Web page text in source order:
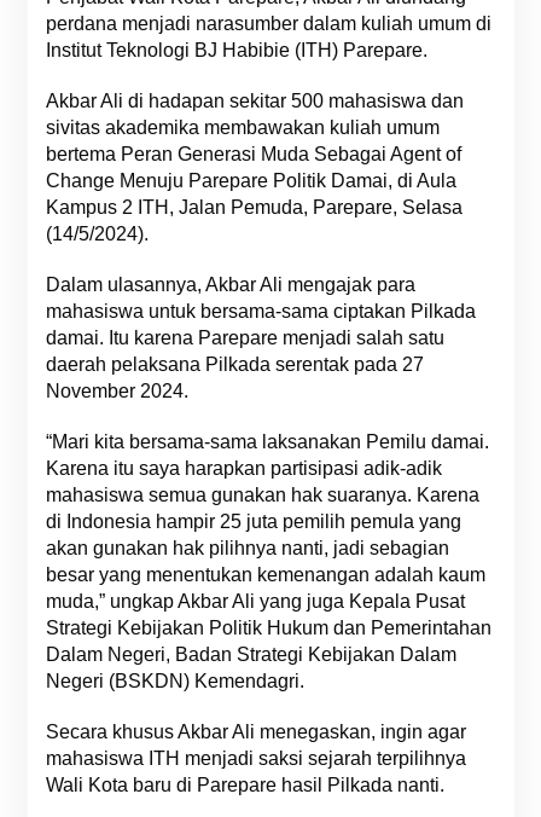
perdana menjadi narasumber dalam kuliah umum di
Institut Teknologi BJ Habibie (ITH) Parepare.
Akbar Ali di hadapan sekitar 500 mahasiswa dan
sivitas akademika membawakan kuliah umum
bertema Peran Generasi Muda Sebagai Agent of
Change Menuju Parepare Politik Damai, di Aula
Kampus 2 ITH, Jalan Pemuda, Parepare, Selasa
(14/5/2024).
Dalam ulasannya, Akbar Ali mengajak para
mahasiswa untuk bersama-sama ciptakan Pilkada
damai. Itu karena Parepare menjadi salah satu
daerah pelaksana Pilkada serentak pada 27
November 2024.
“Mari kita bersama-sama laksanakan Pemilu damai.
Karena itu saya harapkan partisipasi adik-adik
mahasiswa semua gunakan hak suaranya. Karena
di Indonesia hampir 25 juta pemilih pemula yang
akan gunakan hak pilihnya nanti, jadi sebagian
besar yang menentukan kemenangan adalah kaum
muda,” ungkap Akbar Ali yang juga Kepala Pusat
Strategi Kebijakan Politik Hukum dan Pemerintahan
Dalam Negeri, Badan Strategi Kebijakan Dalam
Negeri (BSKDN) Kemendagri.
Secara khusus Akbar Ali menegaskan, ingin agar
mahasiswa ITH menjadi saksi sejarah terpilihnya
Wali Kota baru di Parepare hasil Pilkada nanti.